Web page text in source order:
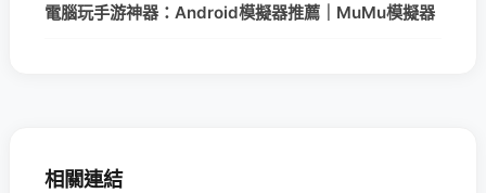
電腦玩手游神器：Android模擬器推薦｜MuMu模擬器
相關連結